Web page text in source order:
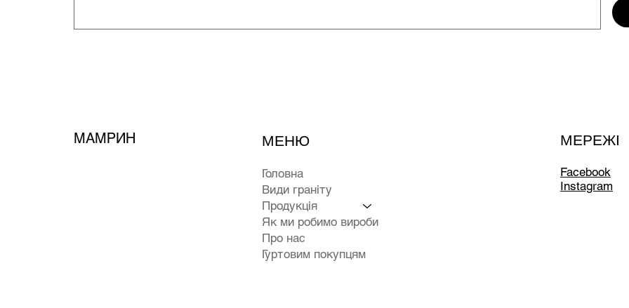
МАМРИН
Головна
Види граніту
Продукція
Як ми робимо вироби
Про нас
Гуртовим покупцям
МЕНЮ МЕРЕЖІ
Facebook
Instagram